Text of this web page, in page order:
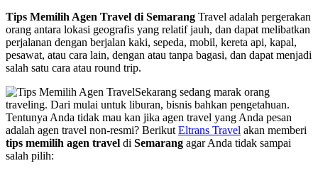
Tips Memilih Agen Travel di Semarang Travel adalah pergerakan
orang antara lokasi geografis yang relatif jauh, dan dapat melibatkan
perjalanan dengan berjalan kaki, sepeda, mobil, kereta api, kapal,
pesawat, atau cara lain, dengan atau tanpa bagasi, dan dapat menjadi
salah satu cara atau round trip.
Sekarang sedang marak orang
traveling. Dari mulai untuk liburan, bisnis bahkan pengetahuan.
Tentunya Anda tidak mau kan jika agen travel yang Anda pesan
adalah agen travel non-resmi? Berikut Eltrans Travel akan memberi
tips memilih agen travel di Semarang agar Anda tidak sampai
salah pilih: